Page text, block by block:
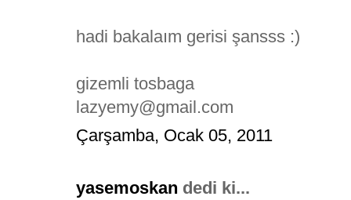
hadi bakalaım gerisi şansss :)
gizemli tosbaga
lazyemy@gmail.com
Çarşamba, Ocak 05, 2011
yasemoskan dedi ki...